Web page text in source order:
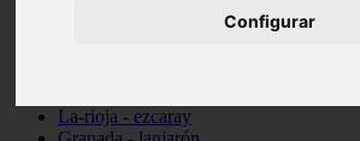
Configurar
Valladolid - fuensaldaña
La-rioja - ezcaray